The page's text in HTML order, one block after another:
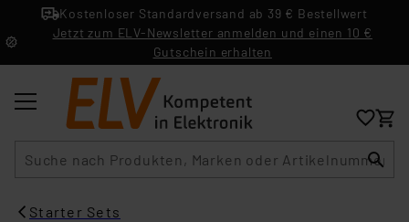
Kostenloser Standardversand ab 39 € Bestellwert
Jetzt zum ELV-Newsletter anmelden und einen 10 €
Gutschein erhalten
Starter Sets